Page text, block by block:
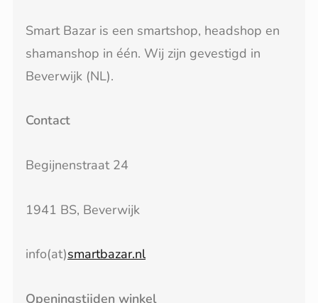
Smart Bazar is een smartshop, headshop en
shamanshop in één. Wij zijn gevestigd in
Beverwijk (NL).
Contact
Begijnenstraat 24
1941 BS, Beverwijk
info(at)smartbazar.nl
Openingstijden winkel